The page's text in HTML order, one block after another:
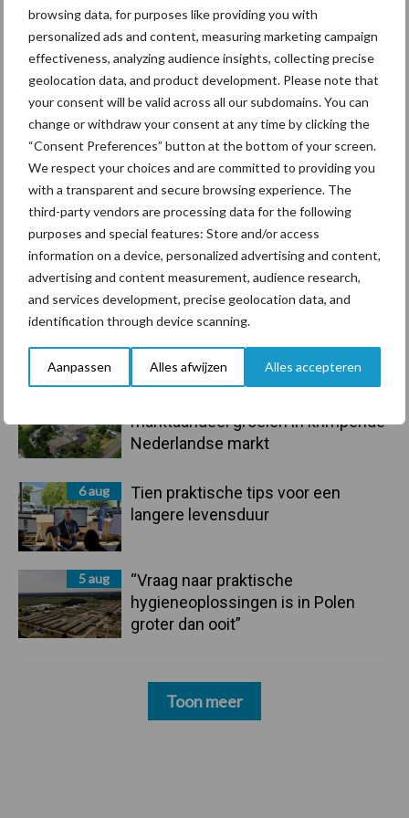
browsing data, for purposes like providing you with
personalized ads and content, measuring marketing campaign
effectiveness, analyzing audience insights, collecting precise
geolocation data, and product development. Please note that
your consent will be valid across all our subdomains. You can
change or withdraw your consent at any time by clicking the
“Consent Preferences” button at the bottom of your screen.
We respect your choices and are committed to providing you
with a transparent and secure browsing experience. The
third-party vendors are processing data for the following
purposes and special features: Store and/or access
information on a device, personalized advertising and content,
advertising and content measurement, audience research,
and services development, precise geolocation data, and
identification through device scanning.
Aanpassen Alles afwijzen Alles accepteren
Primaire
Sidebar
Recent nieuws Partner nieuws
7 aug
Grondstoffenmarkt blijft grillig:
droogte en geopolitiek houden
handel in de greep
7 aug
De speenhuid: een vaak
onderschatte risicofactor voor
mastitis
marktaandeel groeien in krimpende
Nederlandse markt
6 aug
Tien praktische tips voor een
langere levensduur
5 aug
“Vraag naar praktische
hygieneoplossingen is in Polen
groter dan ooit”
Toon meer
Toon meer